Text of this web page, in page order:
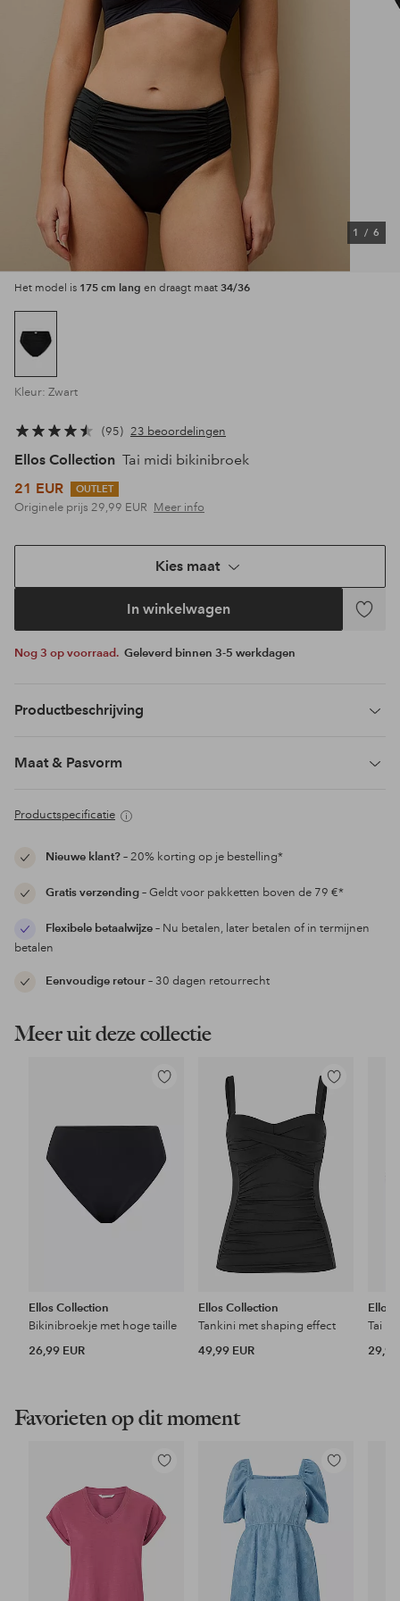
1 / 6
Het model is 175 cm lang en draagt maat 34/36
Kleur: Zwart
95 23 beoordelingen
Ellos Collection Tai midi bikinibroek
21 EUR
OUTLET
Originele prijs 29,99 EUR Meer info
Kies maat
In winkelwagen
Nog 3 op voorraad. Geleverd binnen 3-5 werkdagen
Productbeschrijving
Maat & Pasvorm
Productspecificatie
Nieuwe klant?– 20% korting op je bestelling*
Gratis verzending– Geldt voor pakketten boven de 79 €*
Flexibele betaalwijze– Nu betalen, later betalen of in termijnen
betalen
Eenvoudige retour– 30 dagen retourrecht
Meer uit deze collectie
Toevoegen
Ellos Collection
Bikinibroekje met hoge taille
26,99 EUR
Toevoegen
aan
favorieten
Ellos Collection
Tankini met shaping effect
49,99 EUR
Ellos
Tai
29,99
Favorieten op dit moment
Toevoegen
favorieten
Toevoegen
aan
favorieten